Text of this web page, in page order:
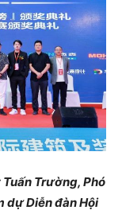
Tuấn Trường, Phó
dự Diễn đàn Hội